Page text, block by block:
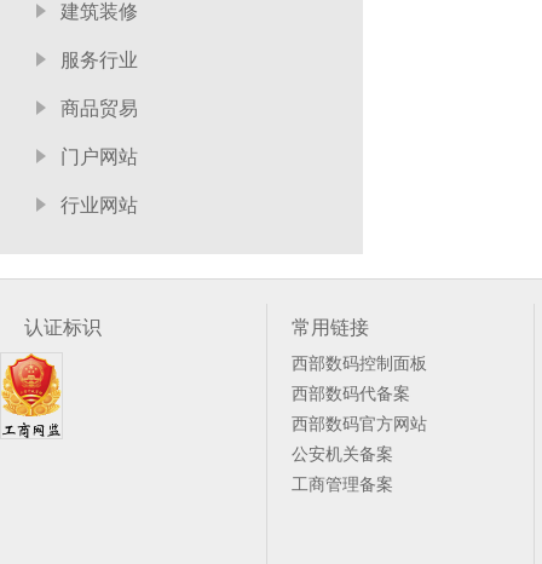
建筑装修
服务行业
商品贸易
门户网站
行业网站
认证标识 常用链接
西部数码控制面板
西部数码代备案
西部数码官方网站
公安机关备案
工商管理备案